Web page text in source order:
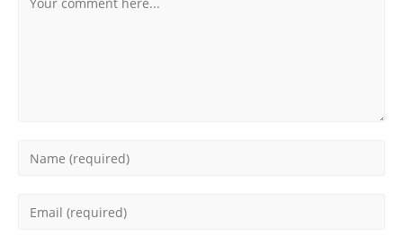
Enter
Enter